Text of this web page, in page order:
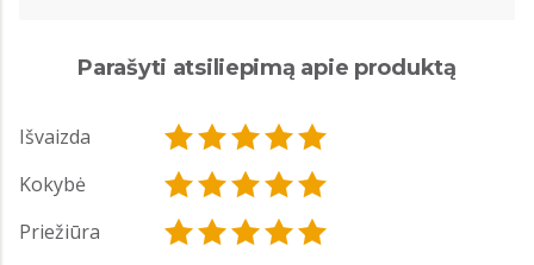
Parašyti atsiliepimą apie produktą
Išvaizda
Kokybė
Priežiūra